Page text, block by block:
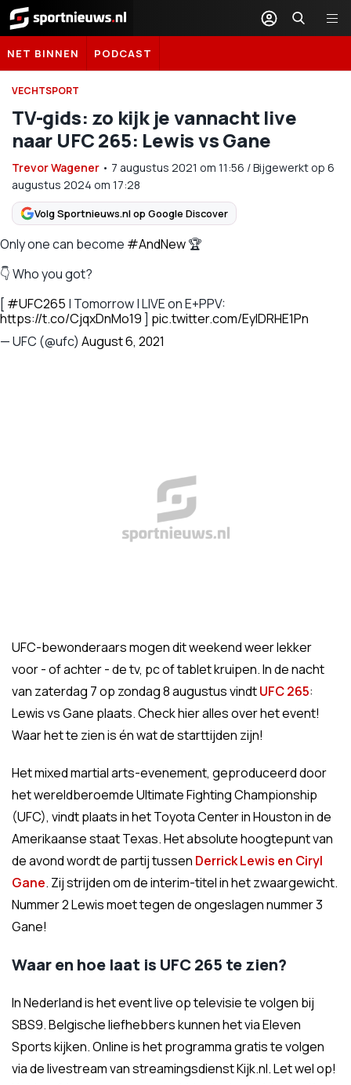
Sportnieuws.nl
NET BINNEN PODCAST
VECHTSPORT
TV-gids: zo kijk je vannacht live
naar UFC 265: Lewis vs Gane
Trevor Wagener • 7 augustus 2021 om 11:56 /Bijgewerkt op 6
augustus 2024 om 17:28
Volg Sportnieuws.nl op Google Discover
Only one can become #AndNew🏆
👇 Who you got?
[ #UFC265 | Tomorrow | LIVE on E+PPV:
https://t.co/CjqxDnMo19] pic.twitter.com/EyIDRHE1Pn
— UFC (@ufc) August 6, 2021
UFC-bewonderaars mogen dit weekend weer lekker
voor - of achter - de tv, pc of tablet kruipen. In de nacht
van zaterdag 7 op zondag 8 augustus vindtUFC 265:
Lewis vs Gane plaats. Check hier alles over het event!
Waar het te zien is én wat de starttijden zijn!
Het mixed martial arts-evenement, geproduceerd door
het wereldberoemde Ultimate Fighting Championship
(UFC), vindt plaats in het Toyota Center in Houston in de
Amerikaanse staat Texas. Het absolute hoogtepunt van
de avond wordt de partij tussen Derrick Lewis en Ciryl
Gane. Zij strijden om de interim-titel in het zwaargewicht.
Nummer 2 Lewis moet tegen de ongeslagen nummer 3
Gane!
Waar en hoe laat is UFC 265 te zien?
In Nederland is het event live op televisie te volgen bij
SBS9. Belgische liefhebbers kunnen het via Eleven
Sports kijken. Online is het programma gratis te volgen
via de livestream van streamingsdienst Kijk.nl. Let wel op!